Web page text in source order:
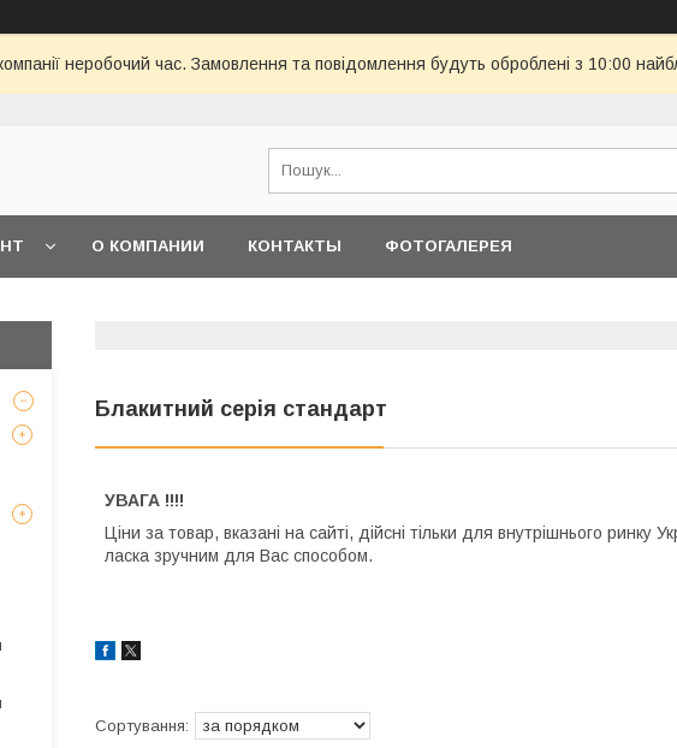
неробочий час. Замовлення та повідомлення будуть оброблені з 10:00
О КОМПАНИИ КОНТАКТЫ ФОТОГАЛЕРЕЯ
Блакитний серія стандарт
УВАГА !!!!
Ціни за товар, вказані на сайті, дійсні тільки для внутрішнього ринку
ласка зручним для Вас способом.